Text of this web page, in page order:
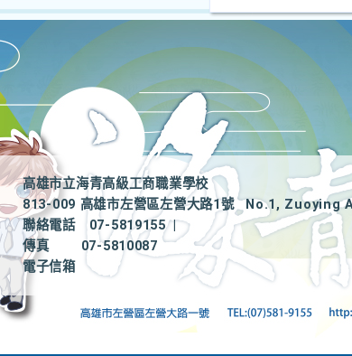
高雄市立海青高級工商職業學校
813-009 高雄市左營區左營大路1號
No.1, Zuoying
聯絡電話
07-5819155
|
傳真
07-5810087
電子信箱